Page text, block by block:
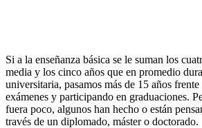
Si a la enseñanza básica se le suman los
media y los cinco años que en promedio
universitaria, pasamos más de 15 años
exámenes y participando en graduaciones.
fuera poco, algunos han hecho o están
través de un diplomado, máster o doctorado.